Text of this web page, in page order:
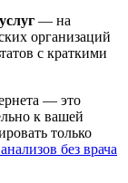
— на
организаций
с краткими
— это
к вашей
только
без врача